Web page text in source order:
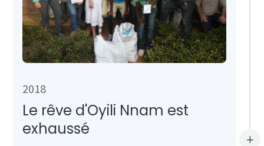
L
2018
Le rêve d'Oyili Nnam est
exhaussé